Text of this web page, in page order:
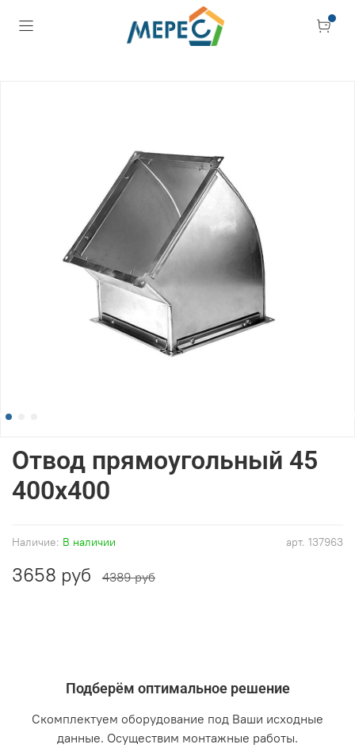
арт. 137963
Наличие: В наличии
Отвод прямоугольный 45
400x400
3658 руб 4389 руб
Подберём оптимальное решение
Скомплектуем оборудование под Ваши исходные
данные. Осуществим монтажные работы.